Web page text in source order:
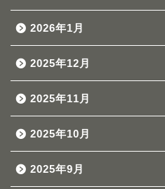
2026年1月
2025年12月
2025年11月
2025年10月
2025年9月